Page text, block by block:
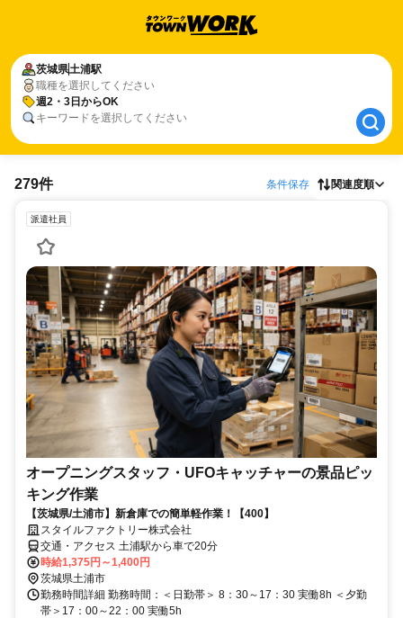
茨城県土浦駅
職種を選択してください
週2・3日からOK
キーワードを選択してください
茨城県土浦駅
週2・3日からOK
279件 条件保存 関連度順
派遣社員
オープニングスタッフ・UFOキャッチャーの景品ピッ
キング作業
【茨城県/土浦市】新倉庫での簡単軽作業！【400】
スタイルファクトリー株式会社
交通・アクセス 土浦駅から車で20分
時給1,375円～1,400円
茨城県土浦市
勤務時間詳細 勤務時間：＜日勤帯＞ 8：30～17：30 実働8h ＜夕勤
帯＞17：00～22：00 実働5h